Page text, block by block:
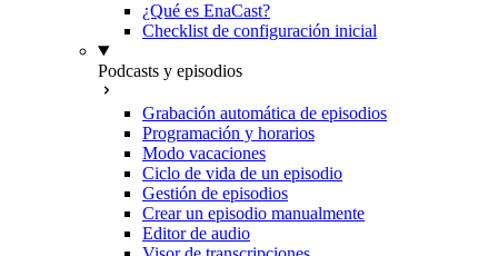
¿Qué es EnaCast?
Checklist de configuración inicial
Podcasts y episodios
Grabación automática de episodios
Programación y horarios
Modo vacaciones
Ciclo de vida de un episodio
Gestión de episodios
Crear un episodio manualmente
Editor de audio